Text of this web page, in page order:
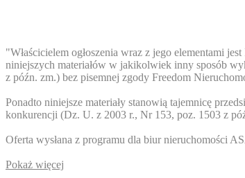
"Właścicielem ogłoszenia wraz z jego elementami
niniejszych materiałów w jakikolwiek inny sposób
z późn. zm.) bez pisemnej zgody Freedom
Ponadto niniejsze materiały stanowią tajemnicę
konkurencji (Dz. U. z 2003 r., Nr 153, poz. 1503 z
Oferta wysłana z programu dla biur nieruchomości
Pokaż więcej